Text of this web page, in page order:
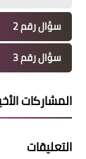
سؤال رقم 2
سؤال رقم 3
المشاركات
التعليقات